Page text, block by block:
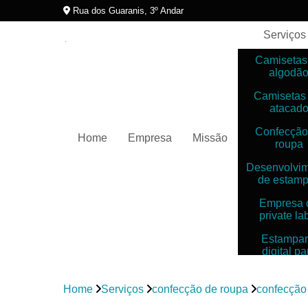
Rua dos Guaranis, 3º Andar
Home Empresa Missão
Serviços
algodão
Camisetas
atacado
roupa
de
Empresa
private
digital
digitais
Home Serviços confecção de roupa